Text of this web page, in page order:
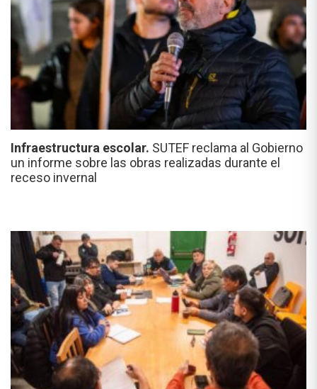
Infraestructura escolar. SUTEF reclama al Gobierno
un informe sobre las obras realizadas durante el
receso invernal